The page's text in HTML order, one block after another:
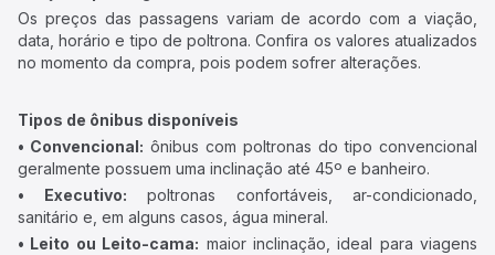
Os preços das passagens variam de acordo com a viação,
data, horário e tipo de poltrona. Confira os valores atualizados
no momento da compra, pois podem sofrer alterações.
Tipos de ônibus disponíveis
• Convencional: ônibus com poltronas do tipo convencional
geralmente possuem uma inclinação até 45º e banheiro.
• Executivo: poltronas confortáveis, ar-condicionado,
sanitário e, em alguns casos, água mineral.
• Leito ou Leito-cama: maior inclinação, ideal para viagens